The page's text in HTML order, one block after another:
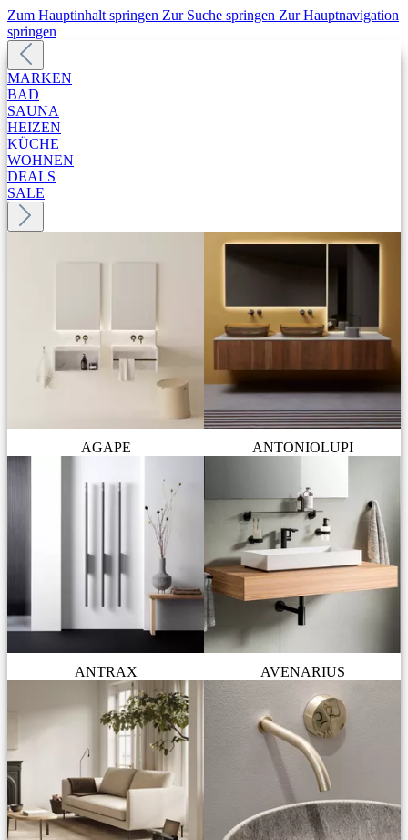
Zum Hauptinhalt springen Zur Suche springen Zur Hauptnavigation
springen
MARKEN
BAD
SAUNA
HEIZEN
KÜCHE
WOHNEN
DEALS
SALE
AGAPE ANTONIOLUPI
ANTRAX AVENARIUS